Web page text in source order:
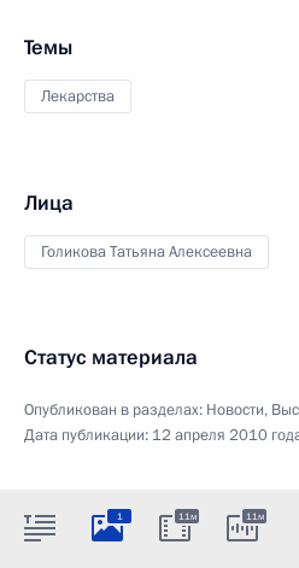
Темы
Лекарства
Лица
Голикова Татьяна Алексеевна
Статус материала
Опубликован в разделах: Новости,
Дата публикации: 12 апреля 2010
1 11м 11м